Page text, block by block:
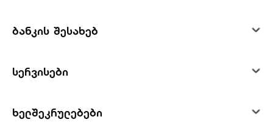
ბანკის შესახებ
სერვისები
ხელშეკრულებები